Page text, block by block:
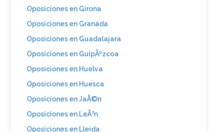
Oposiciones en Girona
Oposiciones en Granada
Oposiciones en Guadalajara
Oposiciones en GuipÃºzcoa
Oposiciones en Huelva
Oposiciones en Huesca
Oposiciones en JaÃ©n
Oposiciones en LeÃ³n
Oposiciones en Lleida